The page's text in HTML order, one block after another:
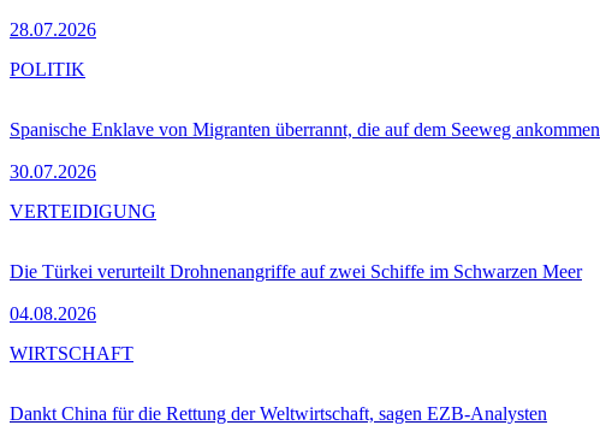
28.07.2026
Spanische Enklave von Migranten überrannt, die auf dem Seeweg ankommen
30.07.2026
POLITIK
Die Türkei verurteilt Drohnenangriffe auf zwei Schiffe im Schwarzen Meer
04.08.2026
VERTEIDIGUNG
Dankt China für die Rettung der Weltwirtschaft, sagen EZB-Analysten
WIRTSCHAFT